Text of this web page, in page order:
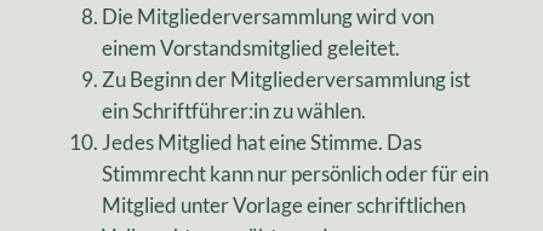
Die Mitgliederversammlung wird von
einem Vorstandsmitglied geleitet.
Zu Beginn der Mitgliederversammlung ist
ein Schriftführer:in zu wählen.
Jedes Mitglied hat eine Stimme. Das
Stimmrecht kann nur persönlich oder für ein
Mitglied unter Vorlage einer schriftlichen